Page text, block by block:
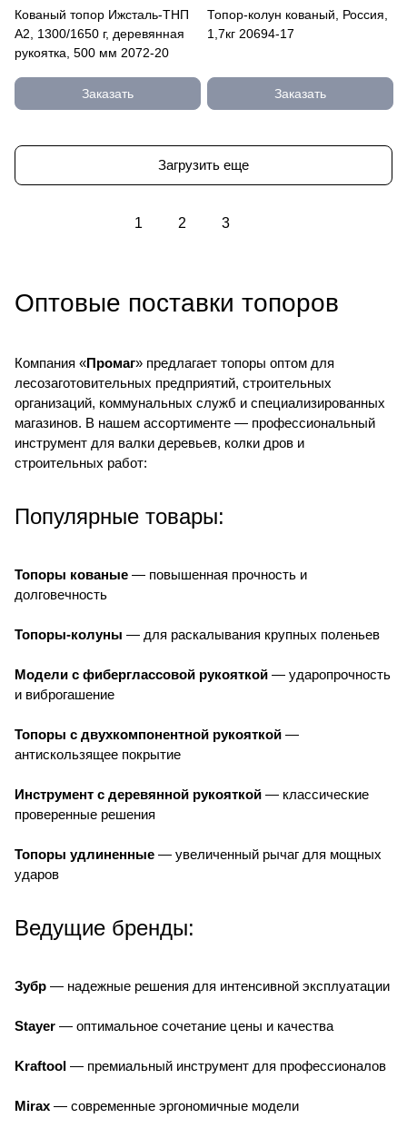
Кованый топор Ижсталь-ТНП
А2, 1300/1650 г, деревянная
рукоятка, 500 мм 2072-20
Заказать
Топор-колун кованый, Россия,
1,7кг 20694-17
Заказать
Загрузить еще
1 2 3
Оптовые поставки топоров
Компания «Промаг» предлагает топоры оптом для
лесозаготовительных предприятий, строительных
организаций, коммунальных служб и специализированных
магазинов. В нашем ассортименте — профессиональный
инструмент для валки деревьев, колки дров и
строительных работ:
Популярные товары:
Топоры кованые — повышенная прочность и
долговечность
Топоры-колуны — для раскалывания крупных поленьев
Модели с фиберглассовой рукояткой — ударопрочность
и виброгашение
Топоры с двухкомпонентной рукояткой —
антискользящее покрытие
Инструмент с деревянной рукояткой — классические
проверенные решения
Топоры удлиненные — увеличенный рычаг для мощных
ударов
Ведущие бренды:
Зубр — надежные решения для интенсивной эксплуатации
Stayer — оптимальное сочетание цены и качества
Kraftool — премиальный инструмент для профессионалов
Mirax — современные эргономичные модели